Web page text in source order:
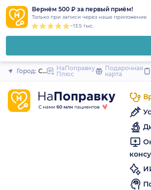
Вернём 500 ₽ за первый приём!
Только при записи через наше приложение
~13.5 тыс.
Закрыть
Город: Санкт-Петербург
НаПоправку
Плюс
Подарочная
карта